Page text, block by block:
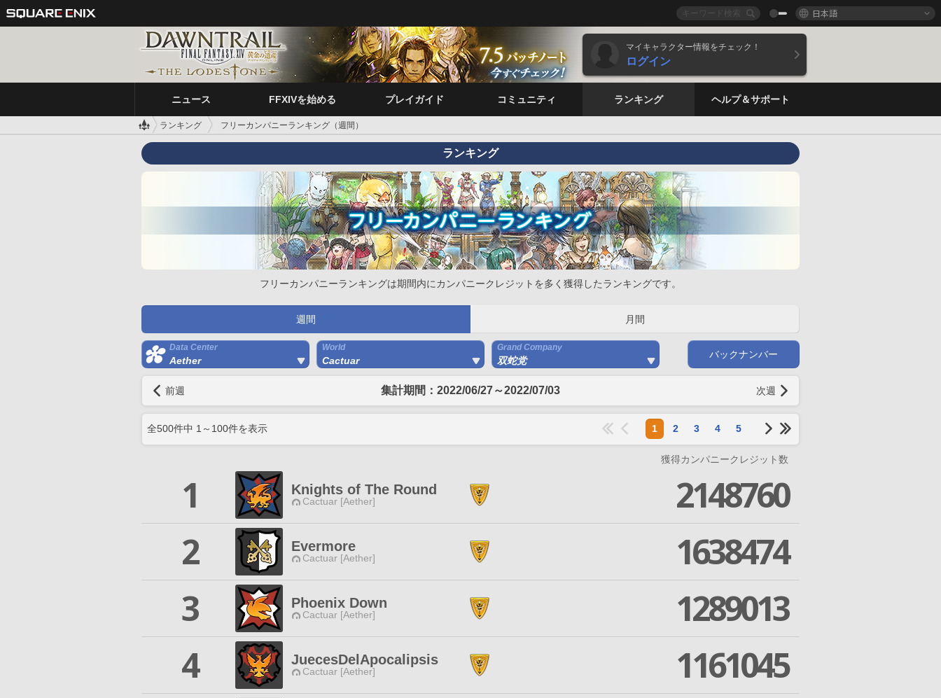
日本語
マイキャラクター情報をチェック！
ログイン
ニュース FFXIVを始める プレイガイド コミュニティ ランキング ヘルプ＆サポート
ランキング フリーカンパニーランキング（週間）
ランキング
フリーカンパニーランキングは期間内にカンパニークレジットを多く獲得したランキングです。
週間 月間
Data Center
Aether
World
Cactuar
Grand Company
双蛇党
バックナンバー
前週 集計期間：2022/06/27～2022/07/03 次週
全500件中 1 ～ 100件を表示 1 2 3 4 5
獲得カンパニークレジット数
1 Knights of The Round
Cactuar [Aether]
2148760
2
Evermore
Cactuar [Aether]
1638474
3
Phoenix Down
Cactuar [Aether]
1289013
4
JuecesDelApocalipsis
Cactuar [Aether]
1161045